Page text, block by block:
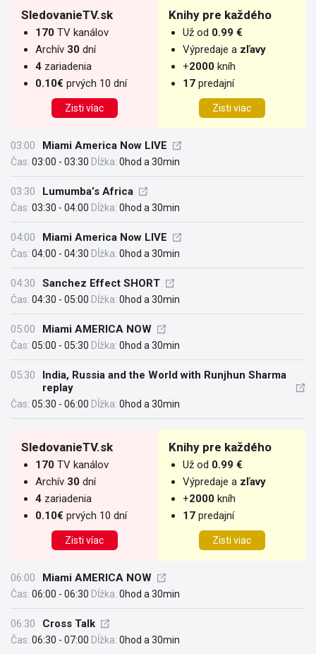
SledovanieTV.sk
170 TV kanálov
Archív 30 dní
4 zariadenia
0.10€ prvých 10 dní
Zisti víac
Knihy pre každého
Už od 0.99 €
Výpredaje a zľavy
+2000 kníh
17 predajní
Zisti viac
03:00 Miami America Now LIVE
Čas: 03:00 - 03:30 Dĺžka: 0hod a 30min
03:30 Lumumba’s Africa
Čas: 03:30 - 04:00 Dĺžka: 0hod a 30min
04:00 Miami America Now LIVE
Čas: 04:00 - 04:30 Dĺžka: 0hod a 30min
04:30 Sanchez Effect SHORT
Čas: 04:30 - 05:00 Dĺžka: 0hod a 30min
05:00 Miami AMERICA NOW
Čas: 05:00 - 05:30 Dĺžka: 0hod a 30min
05:30
India, Russia and the World with Runjhun Sharma
replay
Čas: 05:30 - 06:00 Dĺžka: 0hod a 30min
SledovanieTV.sk
170 TV kanálov
Archív 30 dní
4 zariadenia
0.10€ prvých 10 dní
Zisti víac
Knihy pre každého
Už od 0.99 €
Výpredaje a zľavy
+2000 kníh
17 predajní
Zisti viac
06:00 Miami AMERICA NOW
Čas: 06:00 - 06:30 Dĺžka: 0hod a 30min
06:30 Cross Talk
Čas: 06:30 - 07:00 Dĺžka: 0hod a 30min